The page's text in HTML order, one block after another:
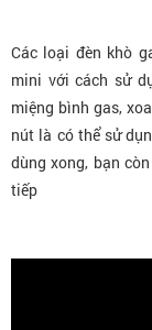
Các loại đèn khò
mini với cách sử
miệng bình gas,
nút là có thể sử
dùng xong, bạn
tiếp